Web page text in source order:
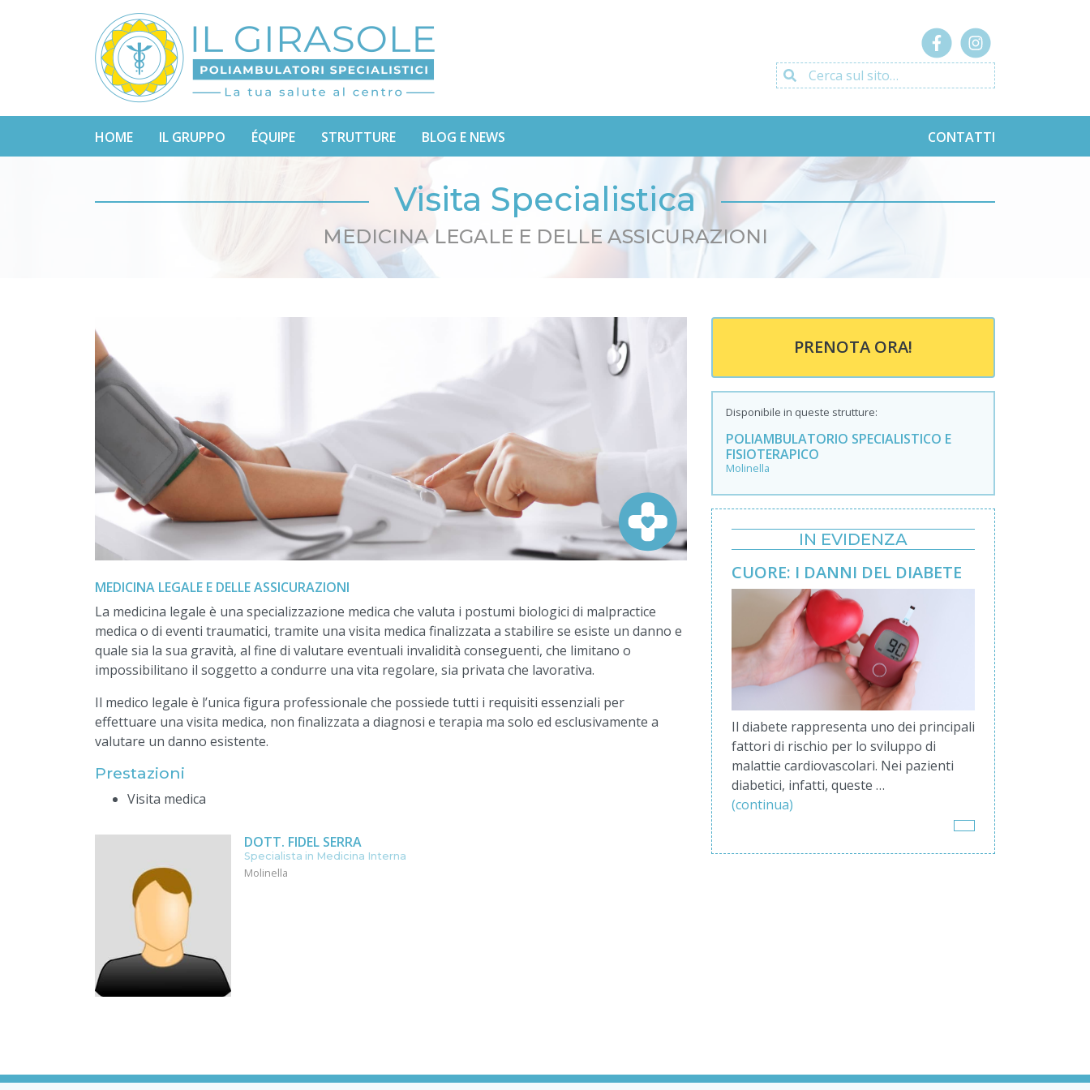
Cerca sul sito…
HOME IL GRUPPO ÉQUIPE STRUTTURE BLOG E NEWS CONTATTI
Visita Specialistica
MEDICINA LEGALE E DELLE ASSICURAZIONI
MEDICINA LEGALE E DELLE ASSICURAZIONI
La medicina legale è una specializzazione medica che valuta i postumi biologici di malpractice
medica o di eventi traumatici, tramite una visita medica finalizzata a stabilire se esiste un danno e
quale sia la sua gravità, al fine di valutare eventuali invalidità conseguenti, che limitano o
impossibilitano il soggetto a condurre una vita regolare, sia privata che lavorativa.
Il medico legale è l’unica figura professionale che possiede tutti i requisiti essenziali per
effettuare una visita medica, non finalizzata a diagnosi e terapia ma solo ed esclusivamente a
valutare un danno esistente.
Prestazioni
Visita medica
DOTT. FIDEL SERRA
Specialista in Medicina Interna
Molinella
PRENOTA ORA!
Disponibile in queste strutture:
POLIAMBULATORIO SPECIALISTICO E
FISIOTERAPICO
Molinella
IN EVIDENZA
CUORE: I DANNI DEL DIABETE
Il diabete rappresenta uno dei principali
fattori di rischio per lo sviluppo di
malattie cardiovascolari. Nei pazienti
diabetici, infatti, queste …
(continua)